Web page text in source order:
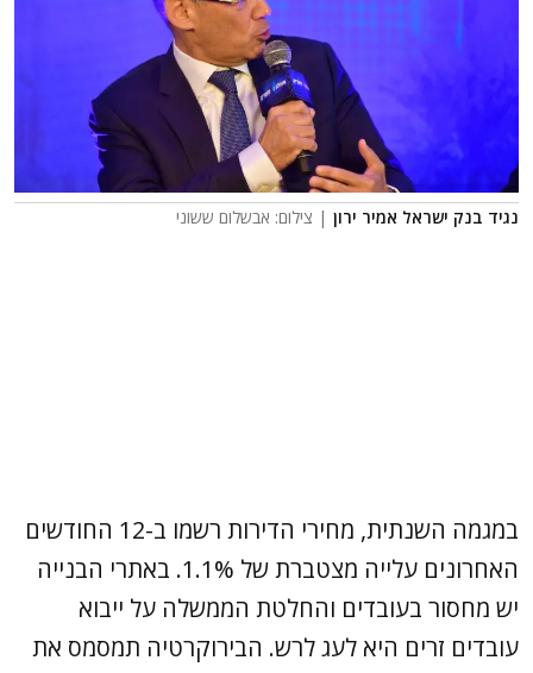
נגיד בנק ישראל אמיר ירון | צילום: אבשלום ששוני
במגמה השנתית, מחירי הדירות רשמו ב-12 החודשים
האחרונים עלייה מצטברת של 1.1%. באתרי הבנייה
יש מחסור בעובדים והחלטת הממשלה על ייבוא
עובדים זרים היא לעג לרש. הבירוקרטיה תמסמס את